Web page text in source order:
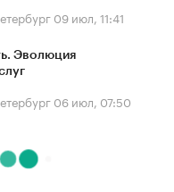
09 июл, 11:41
Эволюция
06 июл, 07:50